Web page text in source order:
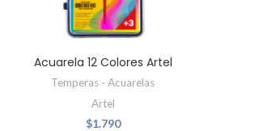
Acuarela 12 Colores Artel
Temperas - Acuarelas
Artel
$1.790